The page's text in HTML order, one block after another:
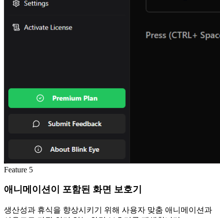
Feature 5
애니메이션이 포함된 화면 보호기
생산성과 휴식을 향상시키기 위해 사용자 맞춤 애니메이션과